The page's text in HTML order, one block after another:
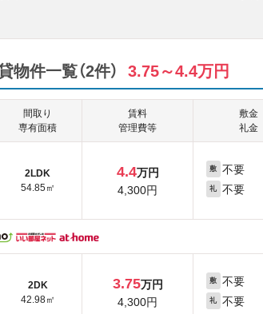
件一覧（2件） 3.75～4.4万円
間取り
専有面積
賃料
管理費等
敷金
礼金
2LDK
54.85㎡
4.4万円
4,300円
敷 不要
礼 不要
2DK
42.98㎡
3.75万円
4,300円
敷 不要
礼 不要